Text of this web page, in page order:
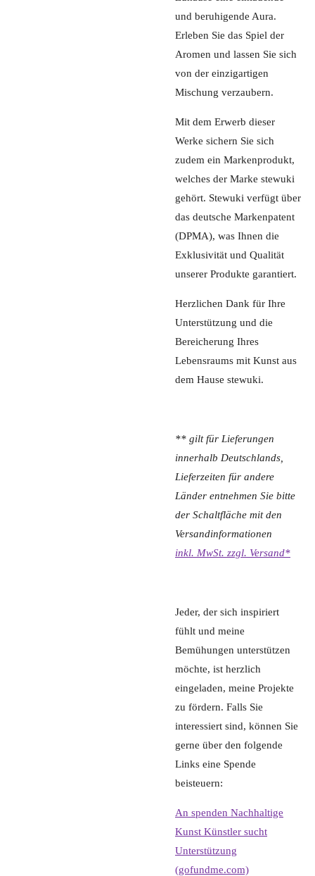
und beruhigende Aura.
Erleben Sie das Spiel der
Aromen und lassen Sie sich
von der einzigartigen
Mischung verzaubern.
Mit dem Erwerb dieser
Werke sichern Sie sich
zudem ein Markenprodukt,
welches der Marke stewuki
gehört. Stewuki verfügt über
das deutsche Markenpatent
(DPMA), was Ihnen die
Exklusivität und Qualität
unserer Produkte garantiert.
Herzlichen Dank für Ihre
Unterstützung und die
Bereicherung Ihres
Lebensraums mit Kunst aus
dem Hause stewuki.
** gilt für Lieferungen
innerhalb Deutschlands,
Lieferzeiten für andere
Länder entnehmen Sie bitte
der Schaltfläche mit den
Versandinformationen
inkl. MwSt. zzgl. Versand*
Jeder, der sich inspiriert
fühlt und meine
Bemühungen unterstützen
möchte, ist herzlich
eingeladen, meine Projekte
zu fördern. Falls Sie
interessiert sind, können Sie
gerne über den folgende
Links eine Spende
beisteuern:
An spenden Nachhaltige
Kunst Künstler sucht
Unterstützung
(gofundme.com)